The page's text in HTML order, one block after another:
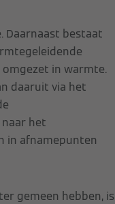
Daarnaast bestaat
in warmte.
daaruit via het
het
in afnamepunten
gemeen hebben, is